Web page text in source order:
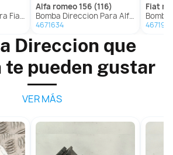
Doblo
alfa romeo156 (116)
Bomba Direccion Para Alfa Romeo 156
4671634
fiat
Bomba
4671954
Direccion que
te pueden gustar
VER MÁS